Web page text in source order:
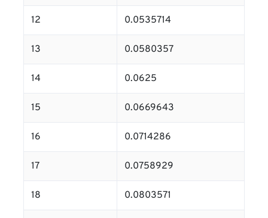
12 0.0535714
13 0.0580357
14 0.0625
15 0.0669643
16 0.0714286
17 0.0758929
18 0.0803571